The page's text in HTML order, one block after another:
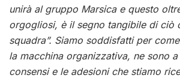
unirà al gruppo Marsica e questo
orgogliosi, è il segno tangibile di ciò
squadra”. Siamo soddisfatti per
la macchina organizzativa, ne sono
consensi e le adesioni che stiamo